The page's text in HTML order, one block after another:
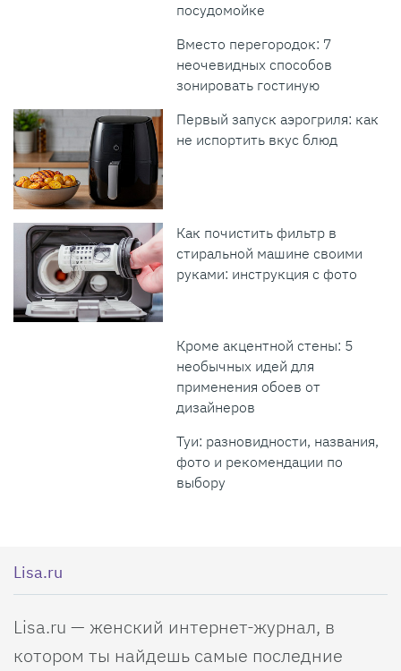
посудомойке
Вместо перегородок: 7
неочевидных способов
зонировать гостиную
Первый запуск аэрогриля: как
не испортить вкус блюд
Как почистить фильтр в
стиральной машине своими
руками: инструкция с фото
Кроме акцентной стены: 5
необычных идей для
применения обоев от
дизайнеров
Туи: разновидности, названия,
фото и рекомендации по
выбору
Lisa.ru
Lisa.ru — женский интернет-журнал, в
котором ты найдешь самые последние